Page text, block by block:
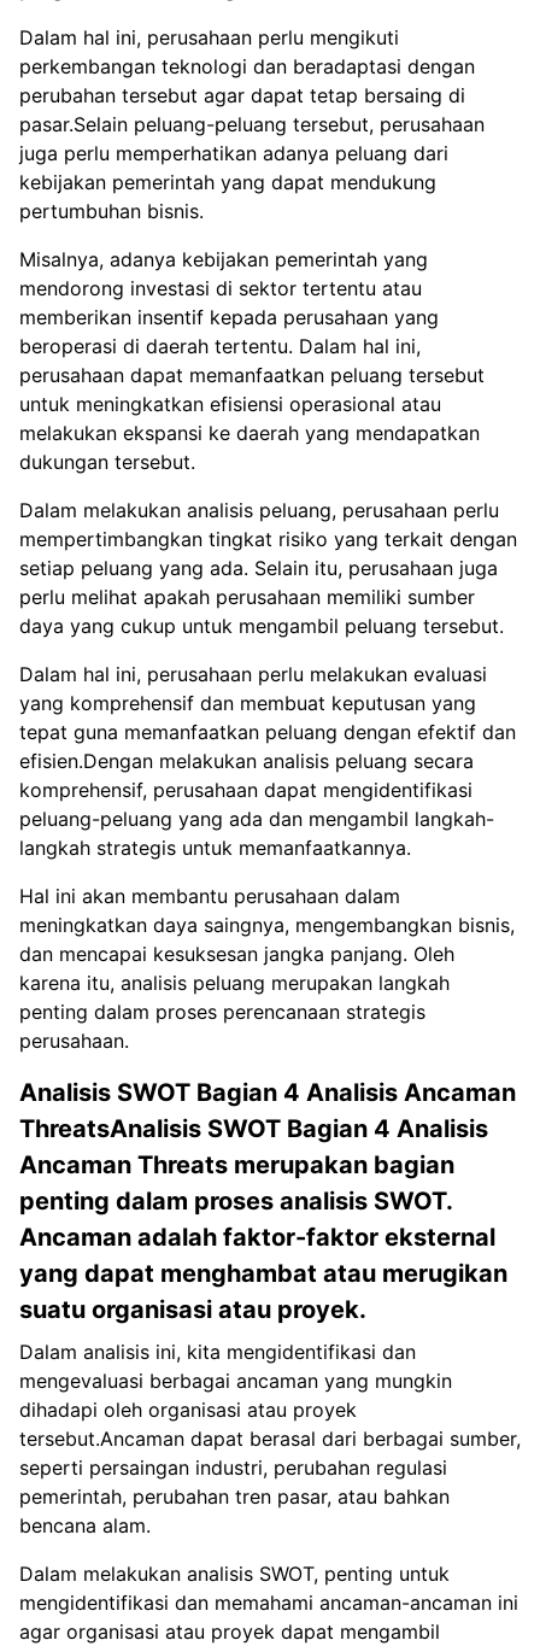
Dalam hal ini, perusahaan perlu mengikuti
perkembangan teknologi dan beradaptasi dengan
perubahan tersebut agar dapat tetap bersaing di
pasar.Selain peluang-peluang tersebut, perusahaan
juga perlu memperhatikan adanya peluang dari
kebijakan pemerintah yang dapat mendukung
pertumbuhan bisnis.
Misalnya, adanya kebijakan pemerintah yang
mendorong investasi di sektor tertentu atau
memberikan insentif kepada perusahaan yang
beroperasi di daerah tertentu. Dalam hal ini,
perusahaan dapat memanfaatkan peluang tersebut
untuk meningkatkan efisiensi operasional atau
melakukan ekspansi ke daerah yang mendapatkan
dukungan tersebut.
Dalam melakukan analisis peluang, perusahaan perlu
mempertimbangkan tingkat risiko yang terkait dengan
setiap peluang yang ada. Selain itu, perusahaan juga
perlu melihat apakah perusahaan memiliki sumber
daya yang cukup untuk mengambil peluang tersebut.
Dalam hal ini, perusahaan perlu melakukan evaluasi
yang komprehensif dan membuat keputusan yang
tepat guna memanfaatkan peluang dengan efektif dan
efisien.Dengan melakukan analisis peluang secara
komprehensif, perusahaan dapat mengidentifikasi
peluang-peluang yang ada dan mengambil langkah-
langkah strategis untuk memanfaatkannya.
Hal ini akan membantu perusahaan dalam
meningkatkan daya saingnya, mengembangkan bisnis,
dan mencapai kesuksesan jangka panjang. Oleh
karena itu, analisis peluang merupakan langkah
penting dalam proses perencanaan strategis
perusahaan.
Analisis SWOT Bagian 4 Analisis Ancaman
ThreatsAnalisis SWOT Bagian 4 Analisis
Ancaman Threats merupakan bagian
penting dalam proses analisis SWOT.
Ancaman adalah faktor-faktor eksternal
yang dapat menghambat atau merugikan
suatu organisasi atau proyek.
Dalam analisis ini, kita mengidentifikasi dan
mengevaluasi berbagai ancaman yang mungkin
dihadapi oleh organisasi atau proyek
tersebut.Ancaman dapat berasal dari berbagai sumber,
seperti persaingan industri, perubahan regulasi
pemerintah, perubahan tren pasar, atau bahkan
bencana alam.
Dalam melakukan analisis SWOT, penting untuk
mengidentifikasi dan memahami ancaman-ancaman ini
agar organisasi atau proyek dapat mengambil